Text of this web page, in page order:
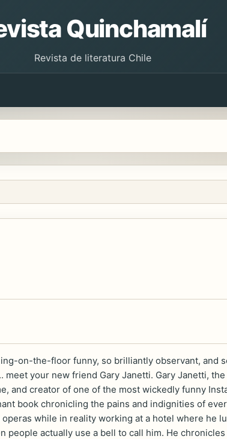
Quinchamalí
Revista de literatura Chile
on-the-floor funny, so brilliantly observant, and
meet your new friend Gary Janetti. Gary Janetti,
and creator of one of the most wickedly funny
book chronicling the pains and indignities of
while in reality working at a hotel where he
people actually use a bell to call him. He